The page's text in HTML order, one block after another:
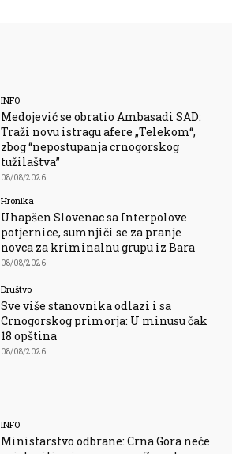
INFO
Medojević se obratio Ambasadi SAD:
Traži novu istragu afere „Telekom“,
zbog “nepostupanja crnogorskog
tužilaštva”
08/08/2026
Hronika
Uhapšen Slovenac sa Interpolove
potjernice, sumnjiči se za pranje
novca za kriminalnu grupu iz Bara
08/08/2026
Društvo
Sve više stanovnika odlazi i sa
Crnogorskog primorja: U minusu čak
18 opština
08/08/2026
INFO
Ministarstvo odbrane: Crna Gora neće